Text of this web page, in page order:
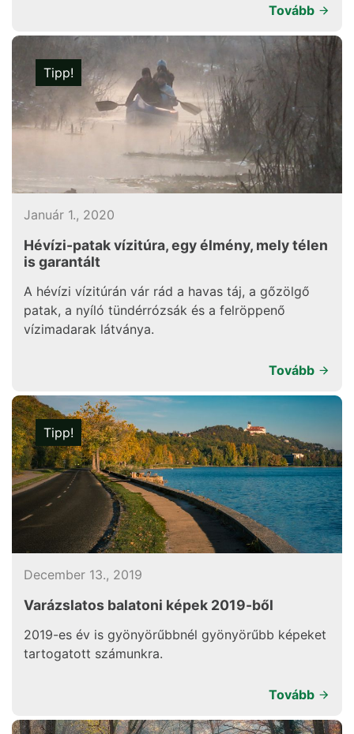
Tovább
Tipp!
Január 1., 2020
Hévízi-patak vízitúra, egy élmény, mely télen
is garantált
A hévízi vízitúrán vár rád a havas táj, a gőzölgő
patak, a nyíló tündérrózsák és a felröppenő
vízimadarak látványa.
Tovább
Tipp!
December 13., 2019
Varázslatos balatoni képek 2019-ből
2019-es év is gyönyörűbbnél gyönyörűbb képeket
tartogatott számunkra.
Tovább